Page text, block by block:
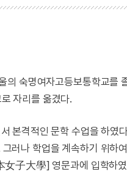
숙명여자고등보통학교를
자리를 옮겼다.
본격적인 문학 수업을 하였
러나 학업을 계속하기 위하
子大學] 영문과에 입학하